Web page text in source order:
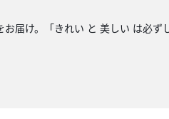
届け。「きれい と 美しい は必